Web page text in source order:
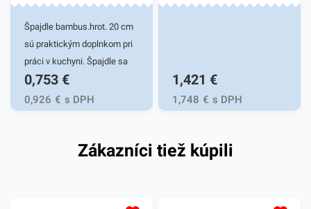
ponuke nájdete ďalšie
podobné produkty, ktoré vás
zaručene oslovia.
produkty, ktoré vás zaručene
Špajdle bambus.hrot. 20 cm
sú praktickým doplnkom pri
práci v kuchyni. Špajdle sa
používajú v rôznych
gastronomických podnikoch
na prípravu chutných špízov,
pokrmov servírovaných v
0,753 €
0,926 € s DPH
1,421 €
1,748 € s DPH
Zákazníci tiež kúpili